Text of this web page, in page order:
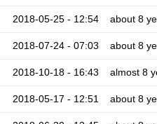
2018-05-25 - 12:54 about 8
2018-07-24 - 07:03 about 8
2018-10-18 - 16:43 almost 8
2018-05-17 - 12:51 about 8